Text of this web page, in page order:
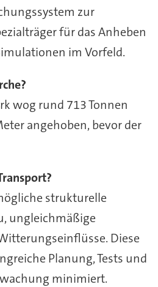
zur
für das Anheben
im Vorfeld.
wog rund 713 Tonnen
angehoben, bevor der
strukturelle
ungleichmäßige
Diese
Planung, Tests und
minimiert.